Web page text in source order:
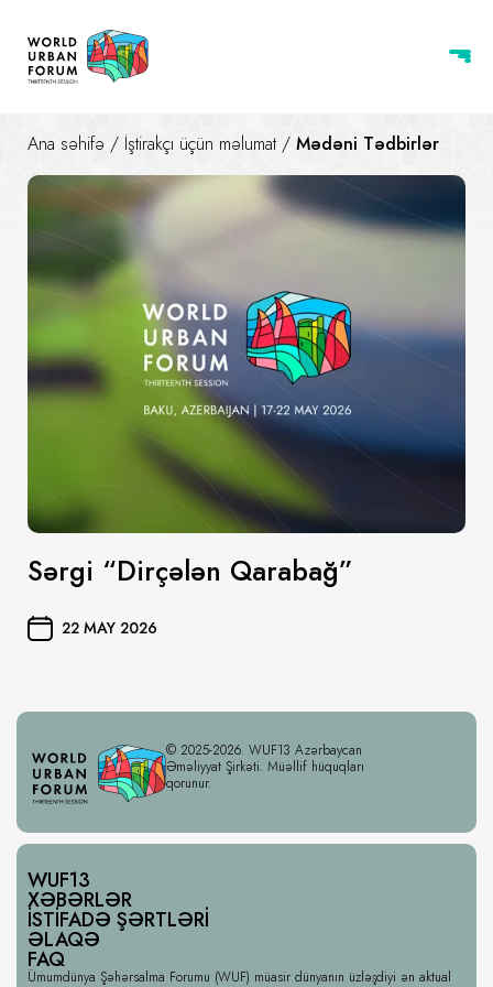
Ana səhifə / İştirakçı üçün məlumat/ Mədəni Tədbirlər
Sərgi “Dirçələn Qarabağ”
22 MAY 2026
© 2025-2026. WUF13 Azərbaycan
Əməliyyat Şirkəti. Müəllif hüquqları
qorunur.
WUF13
XƏBƏRLƏR
İSTIFADƏ ŞƏRTLƏRI
ƏLAQƏ
FAQ
Ümumdünya Şəhərsalma Forumu (WUF) müasir dünyanın üzləşdiyi ən aktual